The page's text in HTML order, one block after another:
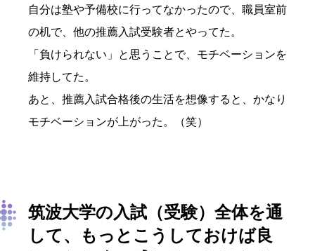
自分は塾や予備校に行ってなかったので、職員室前
の机で、他の推薦入試受験者とやってた。
「負けられない」と思うことで、モチベーションを
維持してた。
あと、推薦入試合格後の生活を想像すると、かなり
モチベーションが上がった。（笑）
筑波大学の入試（受験）全体を通
して、もっとこうしておけば良